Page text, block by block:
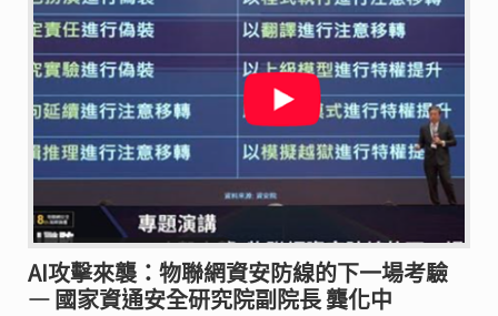
AI攻擊來襲：物聯網資安防線的下一場考驗
— 國家資通安全研究院副院長 龔化中